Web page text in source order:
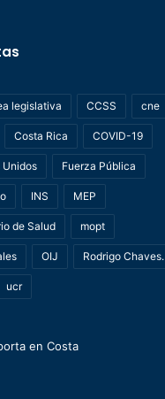
legislativa CCSS cne
Costa Rica COVID-19
Unidos Fuerza Pública
INS MEP
de Salud mopt
OIJ Rodrigo Chaves.
ucr
en Costa